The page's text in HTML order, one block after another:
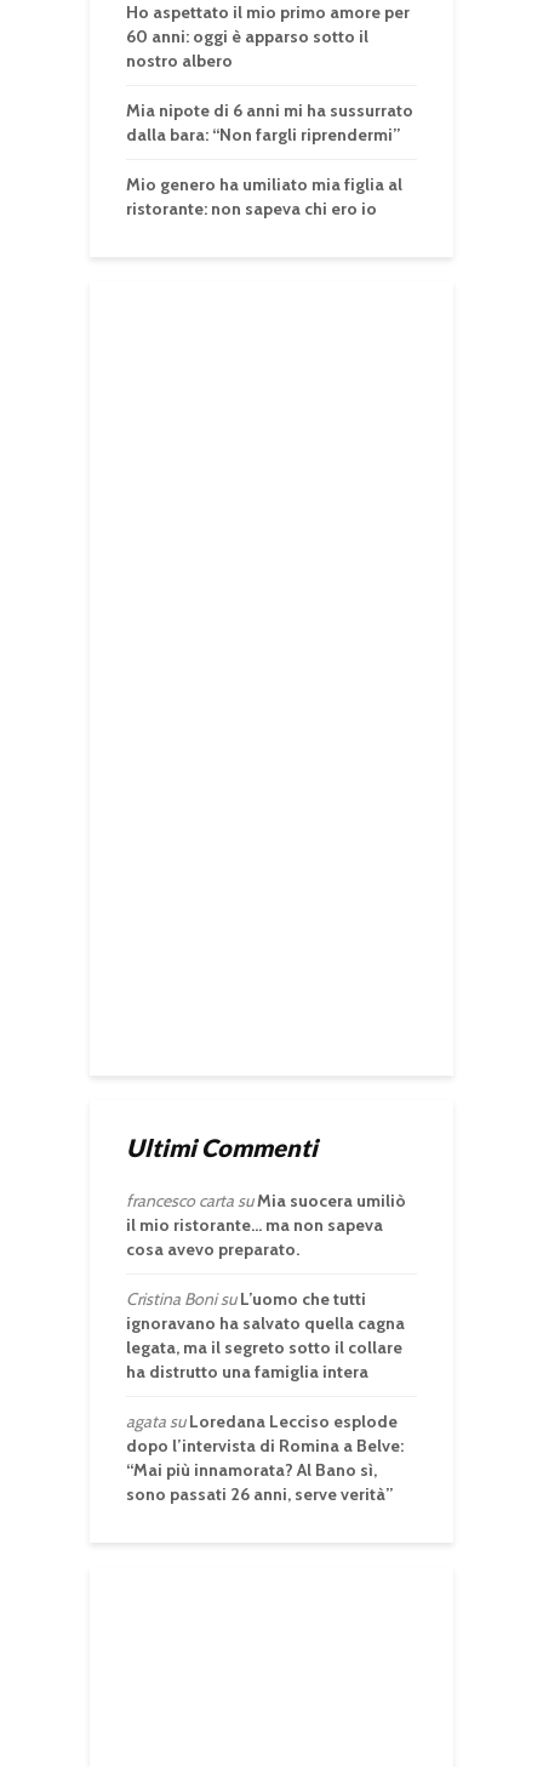
Ho aspettato il mio primo amore per
60 anni: oggi è apparso sotto il
nostro albero
Mia nipote di 6 anni mi ha sussurrato
dalla bara: “Non fargli riprendermi”
Mio genero ha umiliato mia figlia al
ristorante: non sapeva chi ero io
Ultimi Commenti
francesco cartasuMia suocera umiliò
il mio ristorante… ma non sapeva
cosa avevo preparato.
Cristina BonisuL’uomo che tutti
ignoravano ha salvato quella cagna
legata, ma il segreto sotto il collare
ha distrutto una famiglia intera
agatasuLoredana Lecciso esplode
dopo l’intervista di Romina a Belve:
“Mai più innamorata? Al Bano sì,
sono passati 26 anni, serve verità”